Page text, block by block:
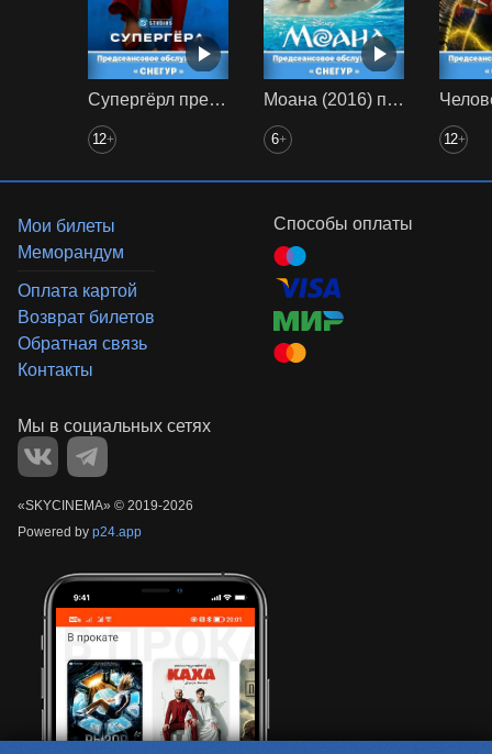
Супергёрл предс. обсл. Снегур
12+
Моана (2016) предс. обсл. Снегур
6+ 12+
Мои билеты
Меморандум
Оплата картой
Возврат билетов
Обратная связь
Контакты
Способы оплаты
«‎SKYCINEMA» © 2019-2026
Powered by p24.app